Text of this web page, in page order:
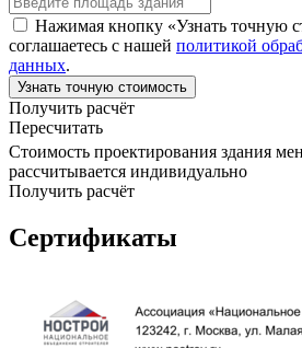
Нажимая кнопку «Узнать точную
соглашаетесь с нашей политикой
данных.
Узнать точную стоимость
Получить расчёт
Пересчитать
Стоимость проектирования здания
рассчитывается индивидуально
Получить расчёт
Сертификаты